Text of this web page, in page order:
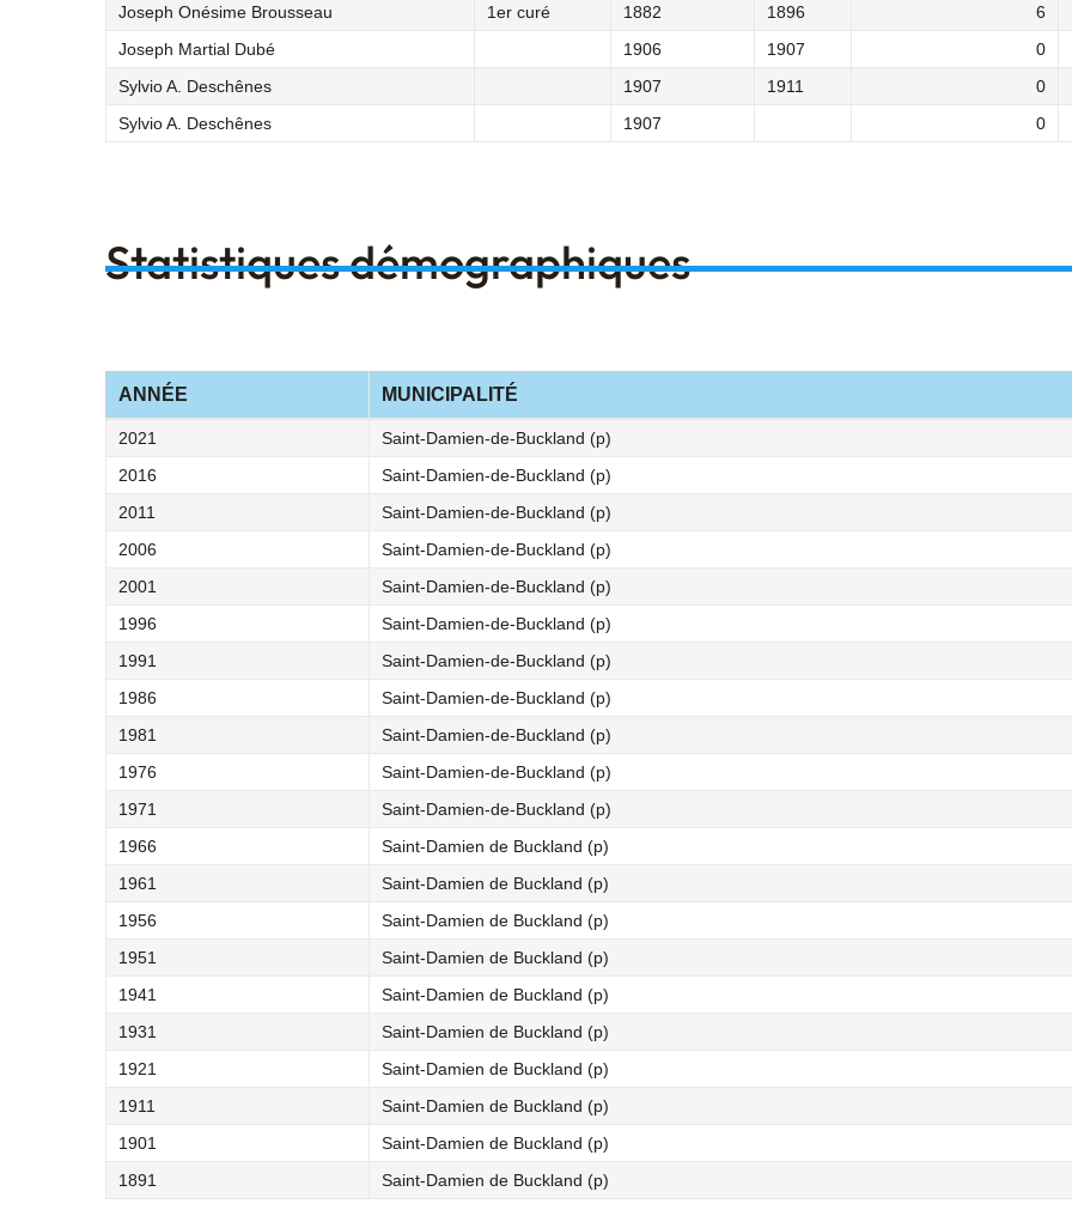
Joseph Onésime Brousseau 1er curé 1882 1896
6
Joseph Martial Dubé
1906 1907
0
Sylvio A. Deschênes
1907 1911
0
Sylvio A. Deschênes
1907 0
Statistiques démographiques
ANNÉE MUNICIPALITÉ
2021
Saint-Damien-de-Buckland (p)
2016
Saint-Damien-de-Buckland (p)
2011
Saint-Damien-de-Buckland (p)
2006
Saint-Damien-de-Buckland (p)
2001
Saint-Damien-de-Buckland (p)
1996
Saint-Damien-de-Buckland (p)
1991
Saint-Damien-de-Buckland (p)
1986
Saint-Damien-de-Buckland (p)
1981
Saint-Damien-de-Buckland (p)
1976
Saint-Damien-de-Buckland (p)
1971
Saint-Damien-de-Buckland (p)
1966
Saint-Damien de Buckland (p)
1961
Saint-Damien de Buckland (p)
1956
Saint-Damien de Buckland (p)
1951
Saint-Damien de Buckland (p)
1941
Saint-Damien de Buckland (p)
1931
Saint-Damien de Buckland (p)
1921
Saint-Damien de Buckland (p)
1911
Saint-Damien de Buckland (p)
1901
Saint-Damien de Buckland (p)
1891
Saint-Damien de Buckland (p)